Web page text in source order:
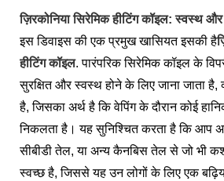
ज़िरकोनिया सिरेमिक हीटिंग कॉइल: स्वस्थ और
इस डिवाइस की एक प्रमुख खासियत इसकी है
हीटिंग कॉइल. पारंपरिक सिरेमिक कॉइल के
सुरक्षित और स्वस्थ होने के लिए जाना जाता है,
है, जिसका अर्थ है कि वेपिंग के दौरान कोई
निकलता है। यह सुनिश्चित करता है कि आप
सीबीडी तेल, या अन्य कैनबिस तेल से जो भी
स्वच्छ है, जिससे यह उन लोगों के लिए एक